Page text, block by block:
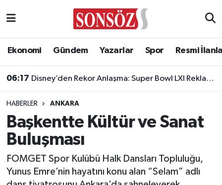
Ekonomi Gündem Yazarlar Spor Resmi
06:17 Disney’den Rekor Anlaşma: Super Bowl LXI Reklam Rekortmeni Oldu!
HABERLER ANKARA
Başkentte Kültür ve Sanat
Buluşması
FOMGET Spor Kulübü Halk Dansları Topluluğu,
Yunus Emre’nin hayatını konu alan “Selam” adlı
Asayiş
Biyografi
Çevre
Diğer
Ankara Nöbetçi Eczaneler
Ankara Trafik Yoğunluk Haritası
Süper Lig Puan Durumu ve Fikstür
Tüm Manşetler